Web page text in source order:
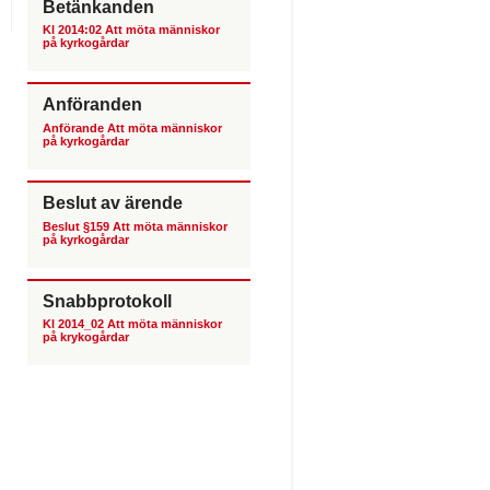
Betänkanden
Kl 2014:02 Att möta människor
på kyrkogårdar
Anföranden
Anförande Att möta människor
på kyrkogårdar
Beslut av ärende
Beslut §159 Att möta människor
på kyrkogårdar
Snabbprotokoll
Kl 2014_02 Att möta människor
på krykogårdar